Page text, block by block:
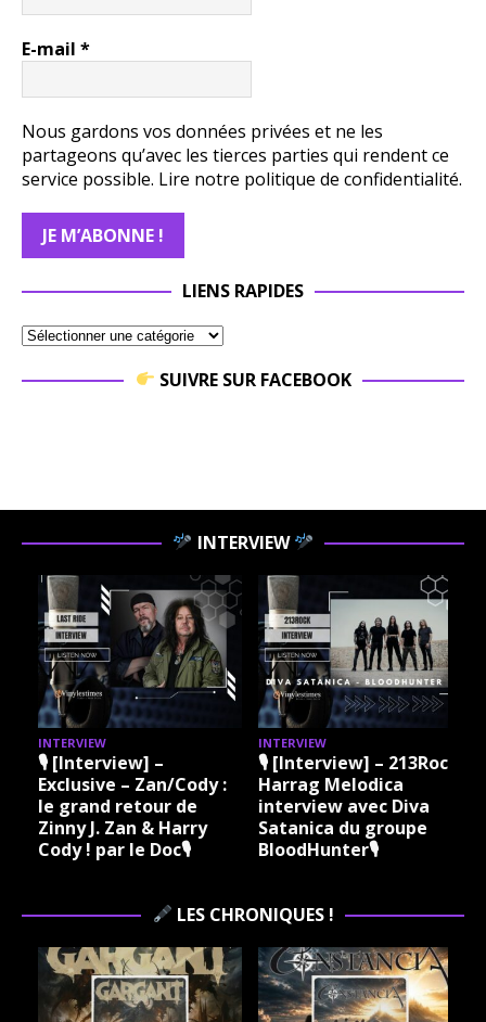
E-mail *
Nous gardons vos données privées et ne les
partageons qu’avec les tierces parties qui rendent ce
service possible. Lire notre politique de confidentialité.
LIENS RAPIDES
SUIVRE SUR FACEBOOK
INTERVIEW
INTERVIEW
🎙 [Interview] –
Exclusive – Zan/Cody :
le grand retour de
Zinny J. Zan & Harry
Cody ! par le Doc🎙
INTERVIEW
🎙 [Interview] – 213Rock
Harrag Melodica
interview avec Diva
Satanica du groupe
BloodHunter🎙
LES CHRONIQUES !